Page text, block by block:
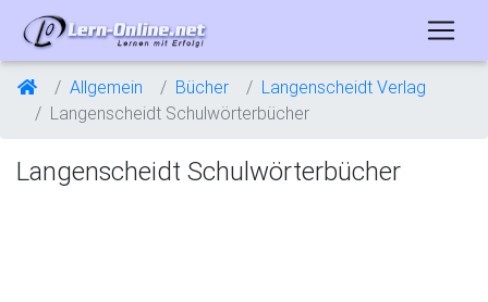
Allgemein Bücher
Langenscheidt Verlag
Langenscheidt Schulwörterbücher
Langenscheidt Schulwörterbücher